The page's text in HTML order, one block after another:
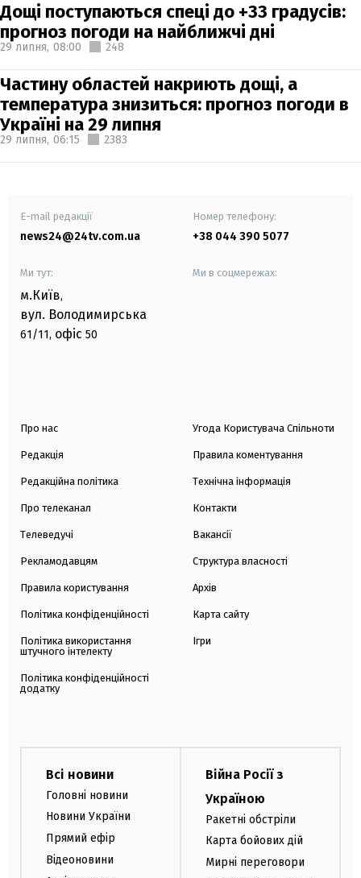
Дощі поступаються спеці до +33 градусів:
прогноз погоди на найближчі дні
29 липня, 08:00 248
Частину областей накриють дощі, а
температура знизиться: прогноз погоди в
Україні на 29 липня
29 липня, 06:15 2383
E-mail редакції
news24@24tv.com.ua
Номер телефону:
+38 044 390 5077
Ми тут:
м.Київ,
вул. Володимирська
61/11, офіс 50
Ми в соцмережах:
Про нас
Редакція
Редакційна політика
Про телеканал
Телеведучі
Рекламодавцям
Правила користування
Політика конфіденційності
Політика використання
штучного інтелекту
Політика конфіденційності
додатку
Угода Користувача Спільноти
Правила коментування
Технічна інформація
Контакти
Вакансії
Структура власності
Архів
Карта сайту
Ігри
Всі новини
Головні новини
Новини України
Прямий ефір
Відеоновини
Війна Росії з
Україною
Ракетні обстріли
Карта бойових дій
Мирні переговори